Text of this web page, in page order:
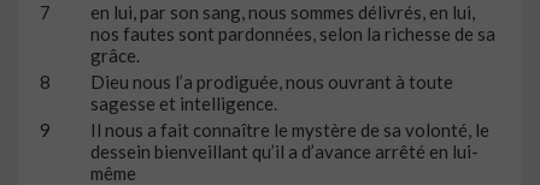
7
en lui, par son sang, nous sommes délivrés, en lui,
nos fautes sont pardonnées, selon la richesse de sa
grâce.
8
Dieu nous l’a prodiguée, nous ouvrant à toute
sagesse et intelligence.
9
Il nous a fait connaître le mystère de sa volonté, le
dessein bienveillant qu’il a d’avance arrêté en lui-
même